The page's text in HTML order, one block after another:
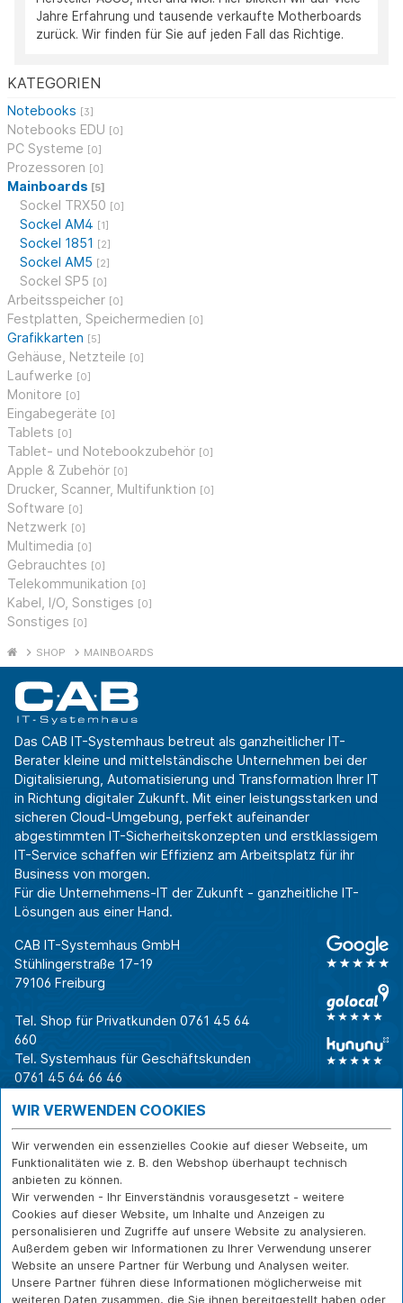
KATEGORIEN
Notebooks [3]
Notebooks EDU [0]
PC Systeme [0]
Prozessoren [0]
Mainboards [5]
Sockel TRX50 [0]
Sockel AM4 [1]
Sockel 1851 [2]
Sockel AM5 [2]
Sockel SP5 [0]
Arbeitsspeicher [0]
Festplatten, Speichermedien [0]
Grafikkarten [5]
Gehäuse, Netzteile [0]
Laufwerke [0]
Monitore [0]
Eingabegeräte [0]
Tablets [0]
Tablet- und Notebookzubehör [0]
Apple & Zubehör [0]
Drucker, Scanner, Multifunktion [0]
Software [0]
Netzwerk [0]
Multimedia [0]
Gebrauchtes [0]
Telekommunikation [0]
Kabel, I/O, Sonstiges [0]
Sonstiges [0]
Jahre Erfahrung und tausende verkaufte Motherboards
zurück. Wir finden für Sie auf jeden Fall das Richtige.
SHOP MAINBOARDS
Das CAB IT-Systemhaus betreut als ganzheitlicher IT-
Berater kleine und mittelständische Unternehmen bei der
Digitalisierung, Automatisierung und Transformation Ihrer IT
in Richtung digitaler Zukunft. Mit einer leistungsstarken und
sicheren Cloud-Umgebung, perfekt aufeinander
abgestimmten IT-Sicherheitskonzepten und erstklassigem
IT-Service schaffen wir Effizienz am Arbeitsplatz für ihr
Business von morgen.
Für die Unternehmens-IT der Zukunft - ganzheitliche IT-
Lösungen aus einer Hand.
CAB IT-Systemhaus GmbH
Stühlingerstraße 17-19
79106 Freiburg
Tel. Shop für Privatkunden 0761 45 64
660
Tel. Systemhaus für Geschäftskunden
0761 45 64 66 46
Warum CAB
Für Business-
Entscheider
Für IT-Leiter
Für Privatkunden
Erfolgsgeschichte
n
Branchen
IT für
IT-Security
IT-Infrastruktur
Softwarelösungen
WLAN-Lösungen
IT-Beratung und
Service
Reparatur
Versand- und
Zahlarten
Rücksendung und
Widerruf
Über CAB Kontakt IMPRESSUM
WIR VERWENDEN COOKIES
Wir verwenden ein essenzielles Cookie auf dieser Webseite, um
Funktionalitäten wie z. B. den Webshop überhaupt technisch
anbieten zu können.
Wir verwenden - Ihr Einverständnis vorausgesetzt - weitere
Cookies auf dieser Website, um Inhalte und Anzeigen zu
personalisieren und Zugriffe auf unsere Website zu analysieren.
Außerdem geben wir Informationen zu Ihrer Verwendung unserer
Website an unsere Partner für Werbung und Analysen weiter.
Unsere Partner führen diese Informationen möglicherweise mit
weiteren Daten zusammen, die Sie ihnen bereitgestellt haben oder